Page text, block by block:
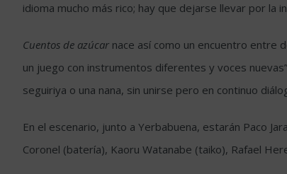
idioma mucho más rico; hay que dejarse llevar por la
Cuentos de azúcar nace así como un encuentro entre
un juego con instrumentos diferentes y voces
seguiriya o una nana, sin unirse pero en continuo
En el escenario, junto a Yerbabuena, estarán Paco
Coronel (batería), Kaoru Watanabe (taiko), Rafael